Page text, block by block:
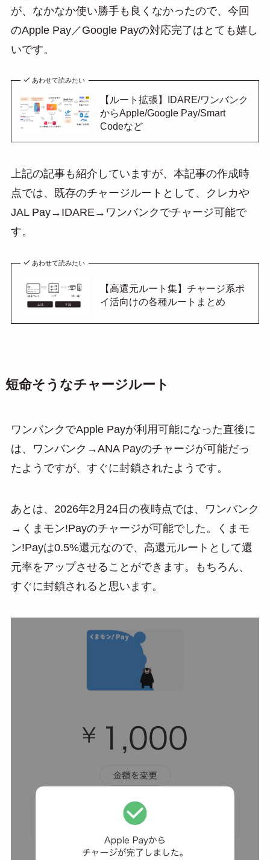
が、なかなか使い勝手も良くなかったので、今回
のApple Pay／Google Payの対応完了はとても嬉し
いです。
あわせて読みたい
【ルート拡張】IDARE/ワンバンク
からApple/Google Pay/Smart
Codeなど
上記の記事も紹介していますが、本記事の作成時
点では、既存のチャージルートとして、クレカや
JAL Pay→IDARE→ワンバンクでチャージ可能で
す。
あわせて読みたい
【高還元ルート集】チャージ系ポ
イ活向けの各種ルートまとめ
短命そうなチャージルート
ワンバンクでApple Payが利用可能になった直後に
は、ワンバンク→ANA Payのチャージが可能だっ
たようですが、すぐに封鎖されたようです。
あとは、2026年2月24日の夜時点では、ワンバンク
→くまモン!Payのチャージが可能でした。くまモ
ン!Payは0.5%還元なので、高還元ルートとして還
元率をアップさせることができます。もちろん、
すぐに封鎖されると思います。